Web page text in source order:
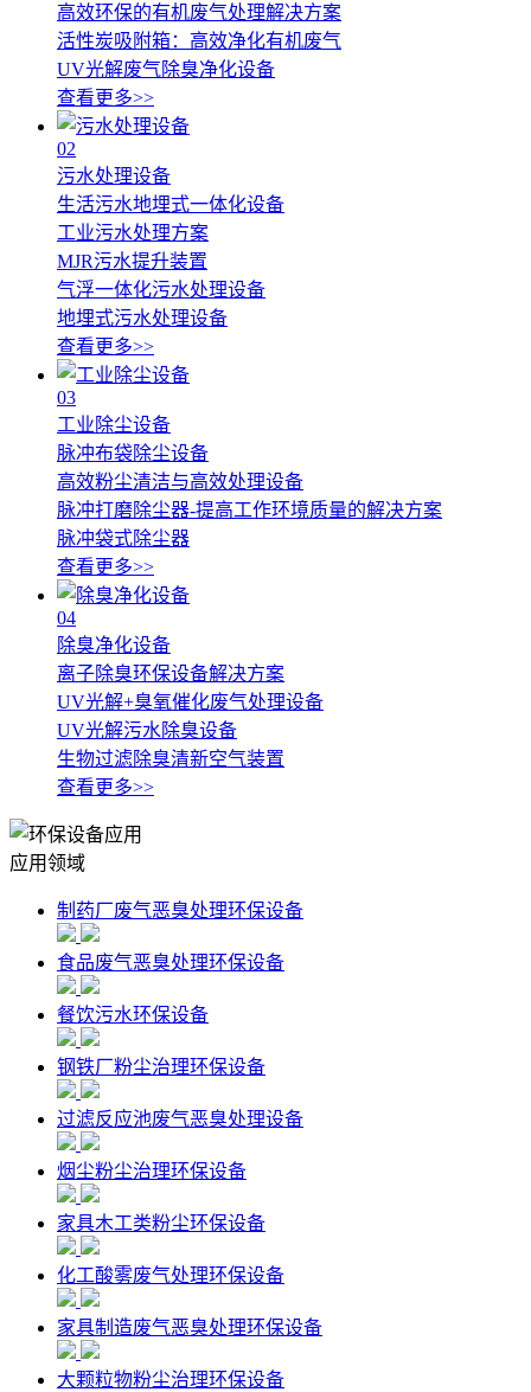
高效环保的有机废气处理解决方案
活性炭吸附箱：高效净化有机废气
UV光解废气除臭净化设备
查看更多>>
02
污水处理设备
生活污水地埋式一体化设备
工业污水处理方案
MJR污水提升装置
气浮一体化污水处理设备
地埋式污水处理设备
查看更多>>
03
工业除尘设备
脉冲布袋除尘设备
高效粉尘清洁与高效处理设备
脉冲打磨除尘器-提高工作环境质量的解决方案
脉冲袋式除尘器
查看更多>>
04
除臭净化设备
离子除臭环保设备解决方案
UV光解+臭氧催化废气处理设备
UV光解污水除臭设备
生物过滤除臭清新空气装置
查看更多>>
应用领域
制药厂废气恶臭处理环保设备
食品废气恶臭处理环保设备
餐饮污水环保设备
钢铁厂粉尘治理环保设备
过滤反应池废气恶臭处理设备
烟尘粉尘治理环保设备
家具木工类粉尘环保设备
化工酸雾废气处理环保设备
家具制造废气恶臭处理环保设备
大颗粒物粉尘治理环保设备